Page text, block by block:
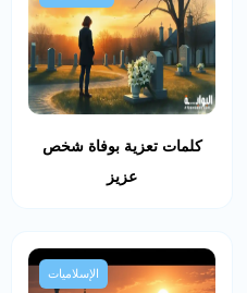
كلمات تعزية بوفاة شخص
عزيز
الإسلاميات